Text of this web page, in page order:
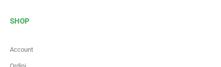
SHOP
Account